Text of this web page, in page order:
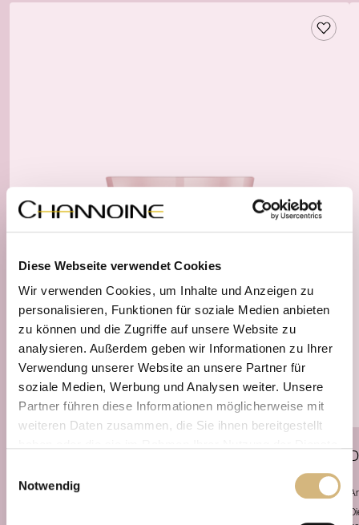
Diese Webseite verwendet Cookies
Wir verwenden Cookies, um Inhalte und Anzeigen zu
personalisieren, Funktionen für soziale Medien anbieten
zu können und die Zugriffe auf unsere Website zu
analysieren. Außerdem geben wir Informationen zu Ihrer
Verwendung unserer Website an unsere Partner für
soziale Medien, Werbung und Analysen weiter. Unsere
Partner führen diese Informationen möglicherweise mit
weiteren Daten zusammen, die Sie ihnen bereitgestellt
und im
mehr darüber, wer wir sind, wie Sie uns
Notwendig
Artikelnr. 12502 · 60 ml